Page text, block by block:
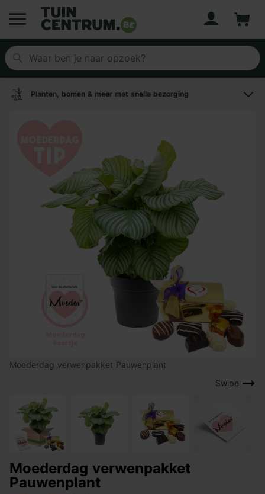
Logo Tuincentrum.be
Planten, bomen & meer met snelle bezorging
Swipe
Moederdag verwenpakket Pauwenplant
Moederdag verwenpakket
Pauwenplant